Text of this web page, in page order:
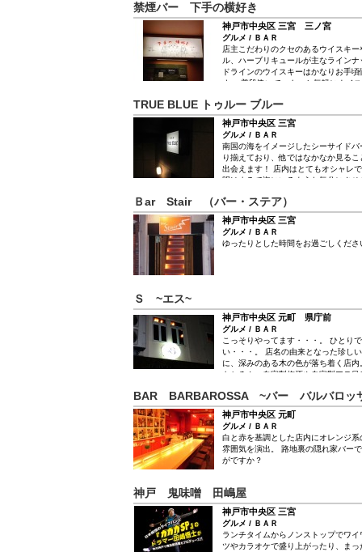
禁煙バー 下手の横好き
神戸市中央区 三宮 三ノ宮
グルメ / ＢＡＲ
店主こだわりのクセのあるウイスキ
ル、ハーブリキュールが主なライン
ドラインのウイスキーはかなりお手
す。 普段使いで、もっと気軽にウイ
店内は禁煙、空気清浄機有り。 途中
ます。 ビルの二階で少し入りづらい
(´∀｀)
TRUE BLUE トゥルー ブルー
神戸市中央区 三宮
グルメ / ＢＡＲ
南国の海をイメージしたシーサイド
り揃えており、他ではなかなか見る
出会えます！ 店内はとてもオシャレ
明はまるで海にいるような気分にさ
にもおすすめです。
Ｂar Stair （バー・ステア）
神戸市中央区 三宮
グルメ / ＢＡＲ
ゆったりとした時間をお過ごしくださ
Ｓ ~エス~
神戸市中央区 元町 県庁前
グルメ / ＢＡＲ
こっそりやってます・・・。 ひとり
い・・・。 店名の由来となった珍し
に、深みのある木の色が落ち着く店
もちろん、自家製梅酒や自家製アテ
BAR BARBAROSSA ~バー バルバロッ
神戸市中央区 元町
グルメ / ＢＡＲ
白と赤を基調とした店内にオレンジ
雰囲気を演出。 路地裏の隠れ家バー
がですか？
神戸 鬼味噌 田嶋屋
神戸市中央区 三宮
グルメ / ＢＡＲ
ランチタイムからノンストップでワ
ツやカラオケで盛り上がったり、ま